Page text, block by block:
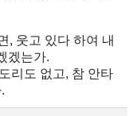
, 웃고 있다 하여 내
겠는가.
리도 없고, 참 안타